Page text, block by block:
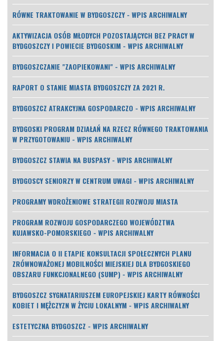
RÓWNE TRAKTOWANIE W BYDGOSZCZY - WPIS ARCHIWALNY
AKTYWIZACJA OSÓB MŁODYCH POZOSTAJĄCYCH BEZ PRACY W
BYDGOSZCZY I POWIECIE BYDGOSKIM - WPIS ARCHIWALNY
BYDGOSZCZANIE "ZAOPIEKOWANI" - WPIS ARCHIWALNY
RAPORT O STANIE MIASTA BYDGOSZCZY ZA 2021 R.
BYDGOSZCZ ATRAKCYJNA GOSPODARCZO - WPIS ARCHIWALNY
BYDGOSKI PROGRAM DZIAŁAŃ NA RZECZ RÓWNEGO TRAKTOWANIA
W PRZYGOTOWANIU - WPIS ARCHIWALNY
BYDGOSZCZ STAWIA NA BUSPASY - WPIS ARCHIWALNY
BYDGOSCY SENIORZY W CENTRUM UWAGI - WPIS ARCHIWALNY
PROGRAMY WDROŻENIOWE STRATEGII ROZWOJU MIASTA
PROGRAM ROZWOJU GOSPODARCZEGO WOJEWÓDZTWA
KUJAWSKO-POMORSKIEGO - WPIS ARCHIWALNY
INFORMACJA O II ETAPIE KONSULTACJI SPOŁECZNYCH PLANU
ZRÓWNOWAŻONEJ MOBILNOŚCI MIEJSKIEJ DLA BYDGOSKIEGO
OBSZARU FUNKCJONALNEGO (SUMP) - WPIS ARCHIWALNY
BYDGOSZCZ SYGNATARIUSZEM EUROPEJSKIEJ KARTY RÓWNOŚCI
KOBIET I MĘŻCZYZN W ŻYCIU LOKALNYM - WPIS ARCHIWALNY
ESTETYCZNA BYDGOSZCZ - WPIS ARCHIWALNY